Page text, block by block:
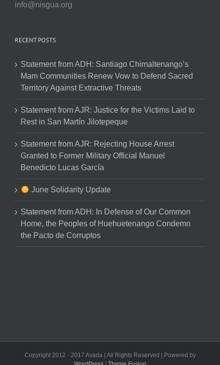
info@nisgua.org
RECENT POSTS
Statement from ADH: Santiago Chimaltenango’s
Mam Communities Renew Vow to Defend Sacred
Territory Against Extractive Threats
Statement from AJR: Justice for the Victims Laid to
Rest in San Martín Jilotepeque
Statement from AJR: Rejecting House Arrest
Granted to Former Military Official Manuel
Benedicto Lucas García
June Solidarity Update
Statement from ADH: In Defense of Our Common
Home, the Peoples of Huehuetenango Condemn
the Pacto de Corruptos
Copyright 2012 - 2017 Avada | All Rights Reserved | Powered by